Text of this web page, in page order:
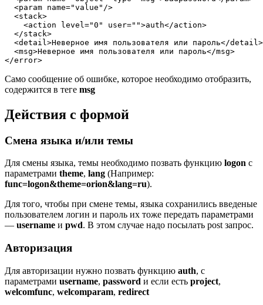
  <param name="value"/>
  <stack>
    <action level="0" user="">auth</action>
  </stack>
  <detail>Неверное имя пользователя или пароль</detail>
  <msg>Неверное имя пользователя или пароль</msg>
</error>
Само сообщение об ошибке, которое необходимо отобразить,
содержится в теге msg
Действия с формой
Смена языка и/или темы
Для смены языка, темы необходимо позвать функцию logon с
параметрами theme, lang (Например:
func=logon&theme=orion&lang=ru).
Для того, чтобы при смене темы, языка сохранились введеные
пользователем логин и пароль их тоже передать параметрами
— username и pwd. В этом случае надо посылать post запрос.
Авторизация
Для авторизации нужно позвать функцию auth, c
параметрами username, password и если есть project,
welcomfunc, welcomparam, redirect